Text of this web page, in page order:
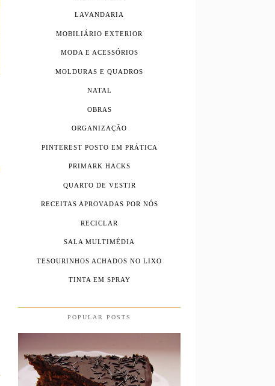
LAVANDARIA
MOBILIÁRIO EXTERIOR
MODA E ACESSÓRIOS
MOLDURAS E QUADROS
NATAL
OBRAS
ORGANIZAÇÃO
PINTEREST POSTO EM PRÁTICA
PRIMARK HACKS
QUARTO DE VESTIR
RECEITAS APROVADAS POR NÓS
RECICLAR
SALA MULTIMÉDIA
TESOURINHOS ACHADOS NO LIXO
TINTA EM SPRAY
POPULAR POSTS